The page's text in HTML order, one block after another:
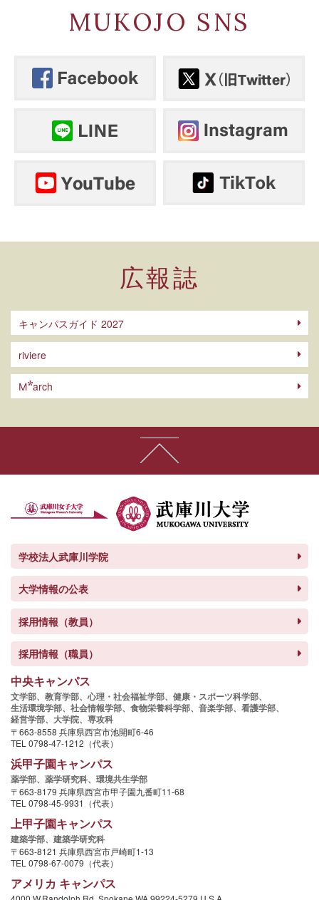
MUKOJO SNS
広報誌
キャンパスガイド 2027
riviere
M arch
学校法人武庫川学院
大学情報の公表
採用情報（教員）
採用情報（職員）
中央キャンパス
文学部、 教育学部、 心理・社会福祉学部、 健康・スポーツ科学部、
生活環境学部、 社会情報学部、 食物栄養科学部、 音楽学部、 看護学部、
経営学部、 大学院、 専攻科
〒663-8558 兵庫県西宮市池開町6-46
TEL 0798-47-1212（代表）
浜甲子園キャンパス
薬学部、 薬学研究科、 環境共生学部
〒663-8179 兵庫県西宮市甲子園九番町11-68
TEL 0798-45-9931（代表）
上甲子園キャンパス
建築学部、 建築学研究科
〒663-8121 兵庫県西宮市戸崎町1-13
TEL 0798-67-0079（代表）
アメリカ キャンパス